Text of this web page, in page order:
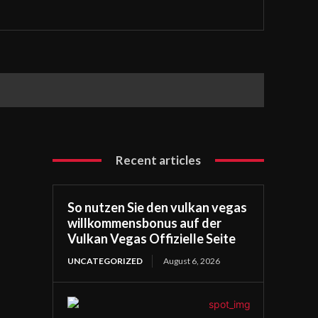
Recent articles
So nutzen Sie den vulkan vegas
willkommensbonus auf der
Vulkan Vegas Offizielle Seite
UNCATEGORIZED August 6, 2026